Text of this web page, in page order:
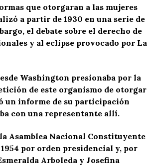
que otorgaran a las mujeres
a partir de 1930 en una serie de
el debate sobre el derecho de
y al eclipse provocado por La
Washington presionaba por la
de este organismo de otorgar
un informe de su participación
con una representante allí.
Asamblea Nacional Constituyente
por orden presidencial y, por
Arboleda y Josefina